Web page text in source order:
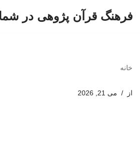
فرهنگ قرآن پژوهی در
خانه
از می 21, 2026